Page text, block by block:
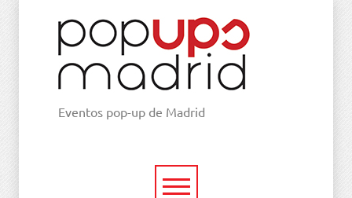
Eventos pop-up de Madrid